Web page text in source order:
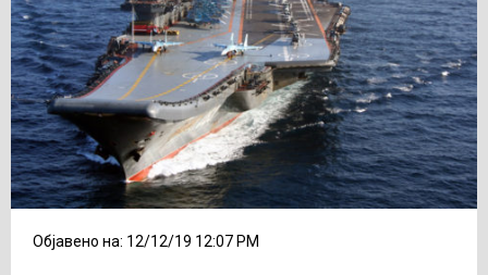
Објавено на: 12/12/19 12:07 PM